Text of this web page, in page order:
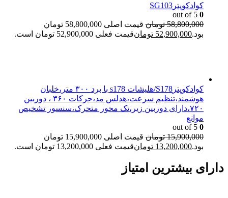
کوادکوپترSG103
0
58,800,000 تومان
قیمت اصلی 58,800,000 تومان
بود.52,900,000 تومانقیمت فعلی 52,900,000 تومان است.
کوادکوپترS178/هلیشات s178 با برد ۳۰۰ متر،خلبان
هوشمند،تنظیم سرعت،هدلس مد،حرکات ۳۶۰ ، دوربین
۷۲۰،دارای دوربین زیر،تک محور متحرک،سنسور تشخیص
موانع
0
15,900,000 تومان
قیمت اصلی 15,900,000 تومان
بود.13,200,000 تومانقیمت فعلی 13,200,000 تومان است.
دارای بیشترین امتیاز